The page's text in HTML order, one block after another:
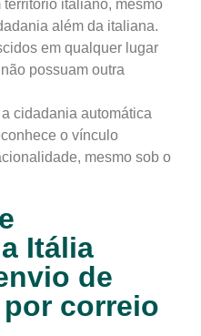
território italiano, mesmo
além da italiana.
em qualquer lugar
não possuam outra
cidadania automática
o vínculo
mesmo sob o
Itália
de
correio